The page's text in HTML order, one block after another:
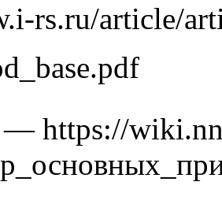
rs.ru/article/
— https://